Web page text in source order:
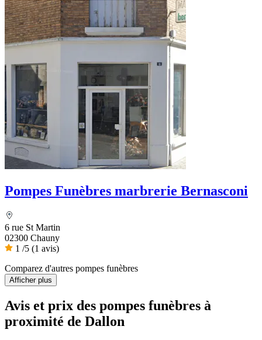
Pompes Funèbres marbrerie Bernasconi
6 rue St Martin
02300 Chauny
1 /5 (1 avis)
Comparez d'autres pompes funèbres
Afficher plus
Avis et prix des pompes funèbres à
proximité de Dallon